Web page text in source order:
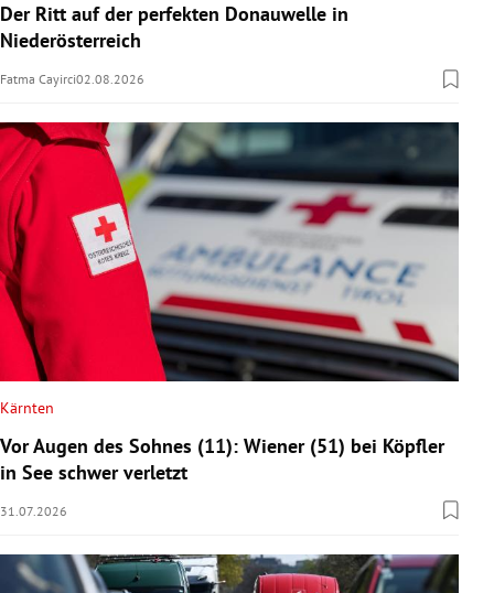
Der Ritt auf der perfekten Donauwelle in
Niederösterreich
Fatma Cayirci02.08.2026
Kärnten
Vor Augen des Sohnes (11): Wiener (51) bei Köpfler
in See schwer verletzt
31.07.2026